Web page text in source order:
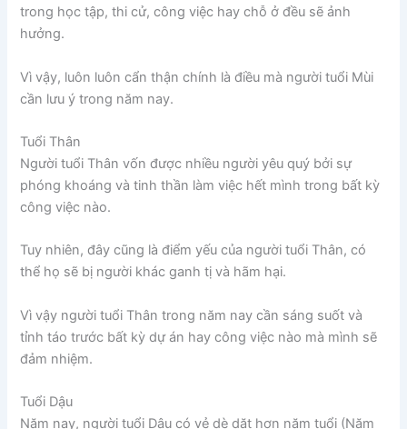
trong học tập, thi cử, công việc hay chỗ ở đều sẽ ảnh
hưởng.
Vì vậy, luôn luôn cẩn thận chính là điều mà người tuổi Mùi
cần lưu ý trong năm nay.
Tuổi Thân
Người tuổi Thân vốn được nhiều người yêu quý bởi sự
phóng khoáng và tinh thần làm việc hết mình trong bất kỳ
công việc nào.
Tuy nhiên, đây cũng là điểm yếu của người tuổi Thân, có
thể họ sẽ bị người khác ganh tị và hãm hại.
Vì vậy người tuổi Thân trong năm nay cần sáng suốt và
tỉnh táo trước bất kỳ dự án hay công việc nào mà mình sẽ
đảm nhiệm.
Tuổi Dậu
Năm nay, người tuổi Dậu có vẻ dè dặt hơn năm tuổi (Năm